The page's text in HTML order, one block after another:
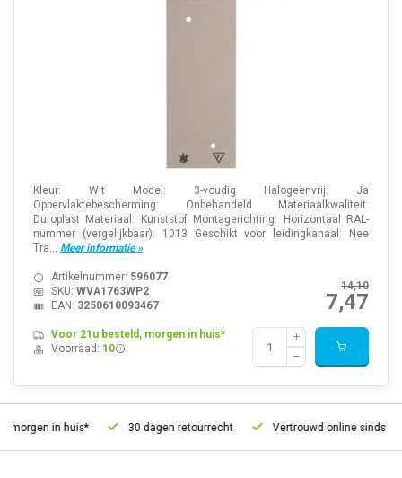
Kleur: Wit Model: 3-voudig Halogeenvrij: Ja
Oppervlaktebescherming: Onbehandeld Materiaalkwaliteit:
Duroplast Materiaal: Kunststof Montagerichting: Horizontaal RAL-
nummer (vergelijkbaar): 1013 Geschikt voor leidingkanaal: Nee
Tra... Meer informatie »
14,10
7,47
Artikelnummer: 596077
SKU: WVA1763WP2
EAN: 3250610093467
Voor 21u besteld, morgen in huis*
Voorraad: 10
in huis* 30 dagen retourrecht Vertrouwd online sinds 2006